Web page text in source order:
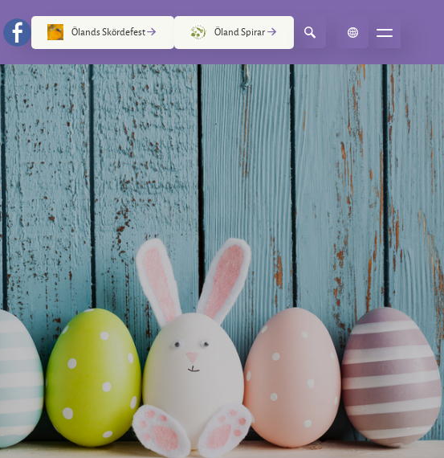
Ölands Skördefest Öland Spirar
Select Language ▼